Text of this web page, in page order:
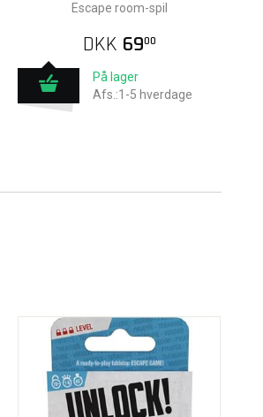
Escape room-spil
DKK 6900
På lager
Afs.:1-5 hverdage